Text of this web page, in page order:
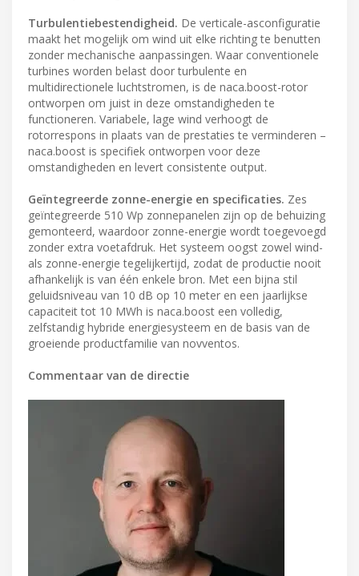
Turbulentiebestendigheid. De verticale-asconfiguratie
maakt het mogelijk om wind uit elke richting te benutten
zonder mechanische aanpassingen. Waar conventionele
turbines worden belast door turbulente en
multidirectionele luchtstromen, is de naca.boost-rotor
ontworpen om juist in deze omstandigheden te
functioneren. Variabele, lage wind verhoogt de
rotorrespons in plaats van de prestaties te verminderen –
naca.boost is specifiek ontworpen voor deze
omstandigheden en levert consistente output.
Geïntegreerde zonne-energie en specificaties. Zes
geïntegreerde 510 Wp zonnepanelen zijn op de behuizing
gemonteerd, waardoor zonne-energie wordt toegevoegd
zonder extra voetafdruk. Het systeem oogst zowel wind-
als zonne-energie tegelijkertijd, zodat de productie nooit
afhankelijk is van één enkele bron. Met een bijna stil
geluidsniveau van 10 dB op 10 meter en een jaarlijkse
capaciteit tot 10 MWh is naca.boost een volledig,
zelfstandig hybride energiesysteem en de basis van de
groeiende productfamilie van novventos.
Commentaar van de directie